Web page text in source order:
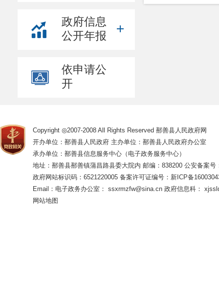
政府信息
公开年报
依申请公
开
Copyright ◎2007-2008 All Rights Reserved 鄯善县人民政府网
开办单位：鄯善县人民政府 主办单位：鄯善县人民政府办公室
承办单位：鄯善县信息服务中心（电子政务服务中心）
地址：鄯善县鄯善镇蒲昌路县委大院内 邮编：838200 公安备案号
政府网站标识码：6521220005 备案许可证编号：新ICP备
Email：电子政务办公室： ssxrmzfw@sina.cn 政府信息科：
网站地图